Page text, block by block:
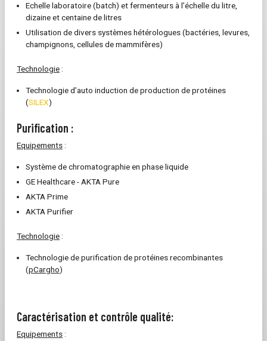
Echelle laboratoire (batch) et fermenteurs à l’échelle du litre,
dizaine et centaine de litres
Utilisation de divers systèmes hétérologues (bactéries, levures,
champignons, cellules de mammifères)
Technologie :
Technologie d’auto induction de production de protéines
(SILEX)
Purification :
Equipements :
Système de chromatographie en phase liquide
GE Healthcare - AKTA Pure
AKTA Prime
AKTA Purifier
Technologie :
Technologie de purification de protéines recombinantes
(pCargho)
Caractérisation et contrôle qualité:
Equipements :